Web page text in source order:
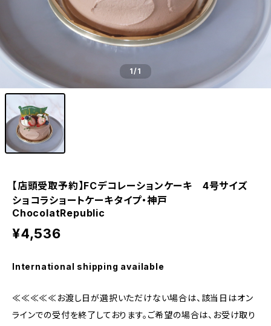
1/1
【店頭受取予約】FCデコレーションケーキ 4号サイズ
ショコラショートケーキタイプ・神戸
ChocolatRepublic
¥4,536
International shipping available
≪≪≪≪≪お渡し日が選択いただけない場合は、該当日はオン
ラインでの受付を終了しております。ご希望の場合は、お受け取り